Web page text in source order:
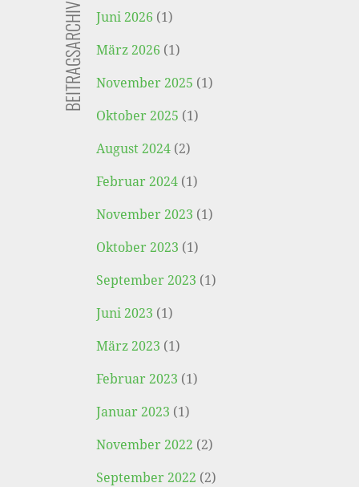
BEITRAGSARCHIV Juni 2026 (1)
März 2026 (1)
November 2025 (1)
Oktober 2025 (1)
August 2024 (2)
Februar 2024 (1)
November 2023 (1)
Oktober 2023 (1)
September 2023 (1)
Juni 2023 (1)
März 2023 (1)
Februar 2023 (1)
Januar 2023 (1)
November 2022 (2)
September 2022 (2)